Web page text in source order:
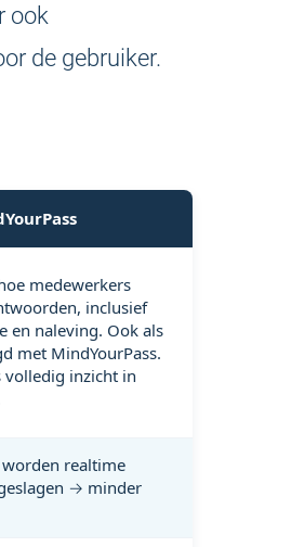
ook
de gebruiker.
medewerkers
inclusief
en naleving. Ook als
met MindYourPass.
volledig inzicht in
realtime
→ minder